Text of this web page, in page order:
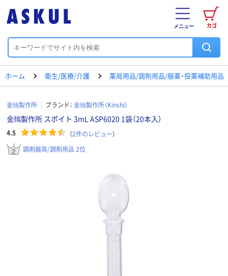
カゴ
メニュー
ホーム 衛生/医療/介護 薬局用品/調剤用品/服薬・投薬補助用品
金鵄製作所 ブランド： 金鵄製作所（Kinshi）
金鵄製作所 スポイト 3mL ASP6020 1袋（20本入）
4.5 （2件のレビュー）
調剤器具/調剤用品 2位